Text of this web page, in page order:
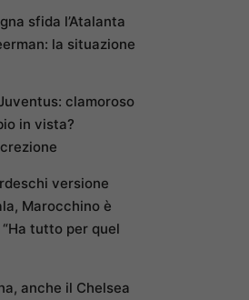
sfida l’Atalanta
la situazione
clamoroso
in vista?
versione
Marocchino è
tutto per quel
anche il Chelsea